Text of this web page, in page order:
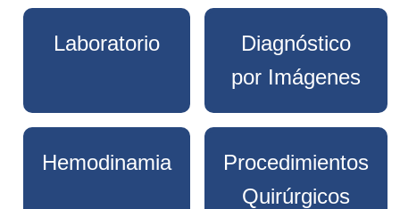
Laboratorio
Diagnóstico
por Imágenes
Hemodinamia
Procedimientos
Quirúrgicos